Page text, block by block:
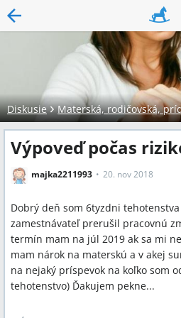
Diskusie Materská, rodičovská,
Výpoveď počas
majka2211993 20. nov 2018
Dobrý deň som 6tyzdni
zamestnávateľ prerušil pracovnú
termín mam na júl 2019 ak sa mi
mam nárok na materskú a v akej
na nejaký príspevok na koľko som
tehotenstvo) Ďakujem pekne...